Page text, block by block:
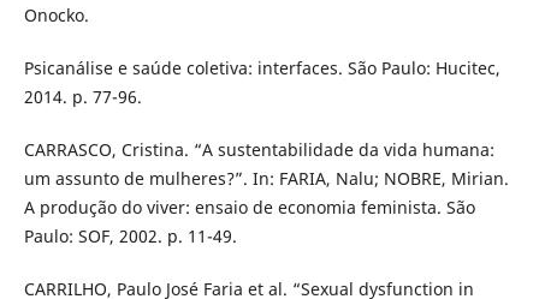
Onocko.
Psicanálise e saúde coletiva: interfaces. São Paulo: Hucitec,
2014. p. 77-96.
CARRASCO, Cristina. “A sustentabilidade da vida humana:
um assunto de mulheres?”. In: FARIA, Nalu; NOBRE, Mirian.
A produção do viver: ensaio de economia feminista. São
Paulo: SOF, 2002. p. 11-49.
CARRILHO, Paulo José Faria et al. “Sexual dysfunction in